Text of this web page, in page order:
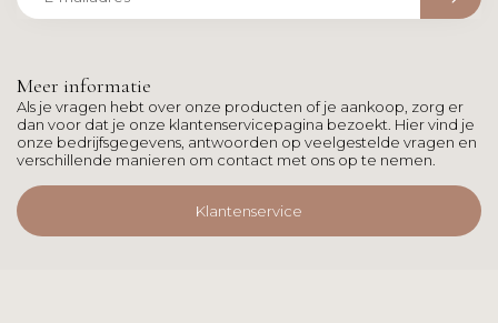
Meer informatie
Als je vragen hebt over onze producten of je aankoop, zorg er
dan voor dat je onze klantenservicepagina bezoekt. Hier vind je
onze bedrijfsgegevens, antwoorden op veelgestelde vragen en
verschillende manieren om contact met ons op te nemen.
Klantenservice